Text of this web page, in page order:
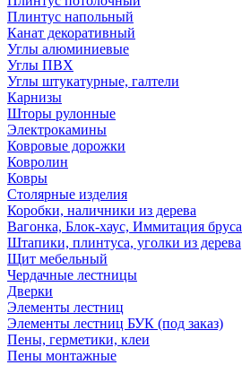
Плинтус напольный
Канат декоративный
Углы алюминиевые
Углы ПВХ
Углы штукатурные, галтели
Карнизы
Шторы рулонные
Электрокамины
Ковровые дорожки
Ковролин
Ковры
Столярные изделия
Коробки, наличники из дерева
Вагонка, Блок-хаус, Иммитация бруса
Штапики, плинтуса, уголки из дерева
Щит мебельный
Чердачные лестницы
Дверки
Элементы лестниц
Элементы лестниц БУК (под заказ)
Пены, герметики, клеи
Пены монтажные